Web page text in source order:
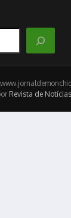
Revista de